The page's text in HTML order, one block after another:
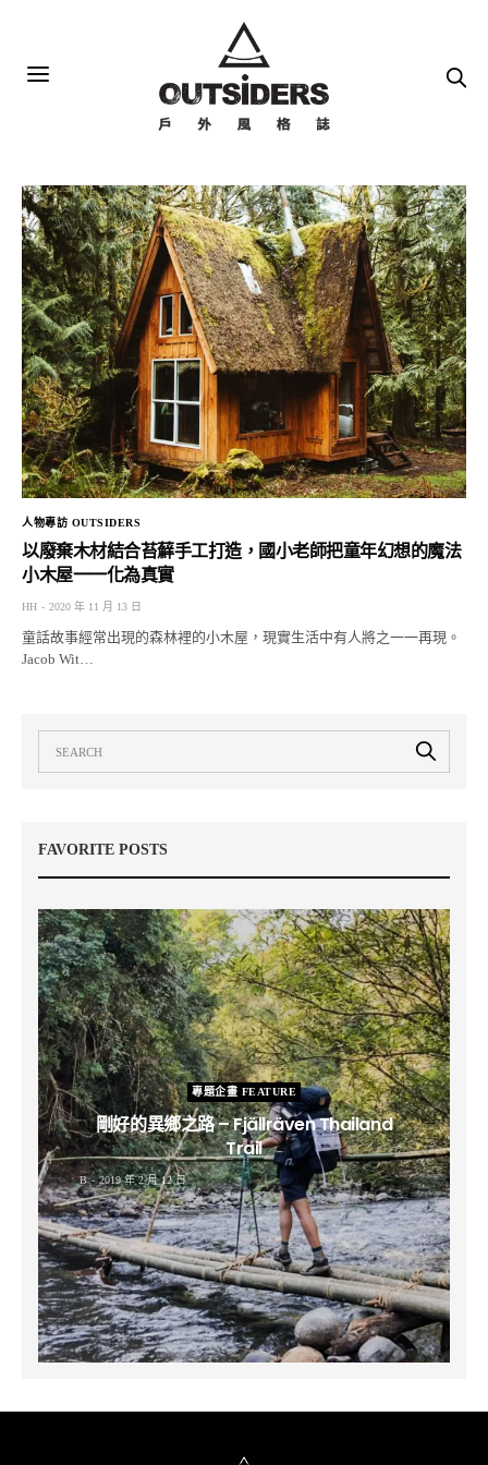
人物專訪 OUTSIDERS
以廢棄木材結合苔蘚手工打造，國小老師把童年幻想的魔法
小木屋一一化為真實
HH 2020 年 11 月 13 日
童話故事經常出現的森林裡的小木屋，現實生活中有人將之一一再現。
Jacob Wit…
FAVORITE POSTS
專題企畫 FEATURE
剛好的異鄉之路 – Fjällräven Thailand
Trail
B 2019 年 2 月 12 日